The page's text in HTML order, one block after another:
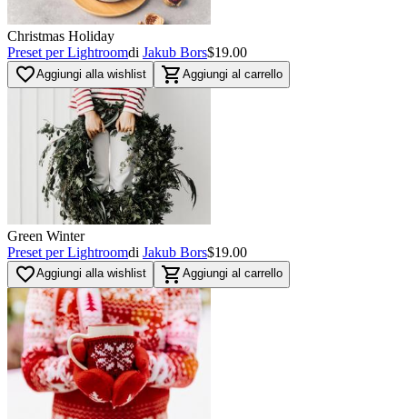
Christmas Holiday
Preset per Lightroomdi Jakub Bors$19.00
favorite_borderAggiungi alla wishlist shopping_cart Aggiungi al carrello
Green Winter
Preset per Lightroomdi Jakub Bors$19.00
favorite_borderAggiungi alla wishlist shopping_cart Aggiungi al carrello